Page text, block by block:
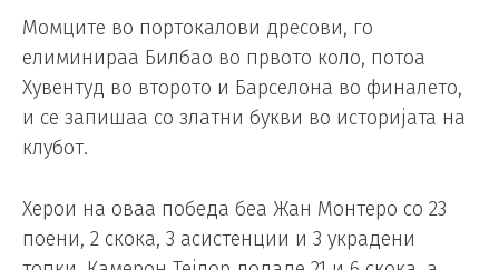
Момците во портокалови дресови, го
елиминираа Билбао во првото коло, потоа
Хувентуд во второто и Барселона во финалето,
и се запишаа со златни букви во историјата на
клубот.
Херои на оваа победа беа Жан Монтеро со 23
поени, 2 скока, 3 асистенции и 3 украдени